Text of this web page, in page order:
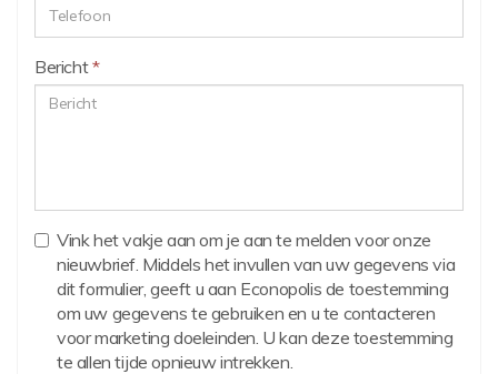
Bericht*
Vink het vakje aan om je aan te melden voor onze
nieuwbrief. Middels het invullen van uw gegevens via
dit formulier, geeft u aan Econopolis de toestemming
om uw gegevens te gebruiken en u te contacteren
voor marketing doeleinden. U kan deze toestemming
te allen tijde opnieuw intrekken.